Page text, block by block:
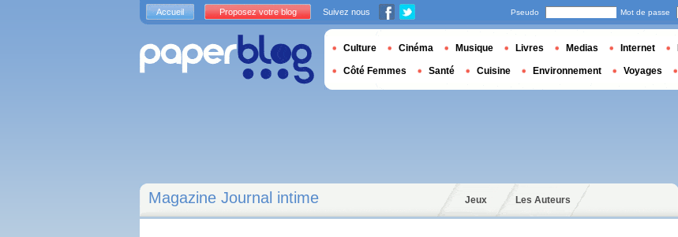
Magazine Journal intime Jeux Les Auteurs
Accueil Proposez votre blog Suivez nous Pseudo Mot de passe
Culture Cinéma Musique Livres Medias Internet
Côté Femmes Santé Cuisine Environnement Voyages